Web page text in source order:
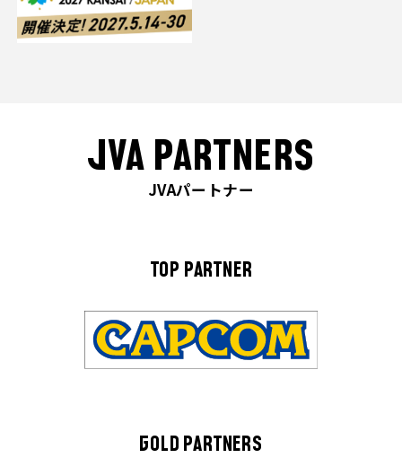
JVA PARTNERS
JVAパートナー
TOP PARTNER
GOLD PARTNERS